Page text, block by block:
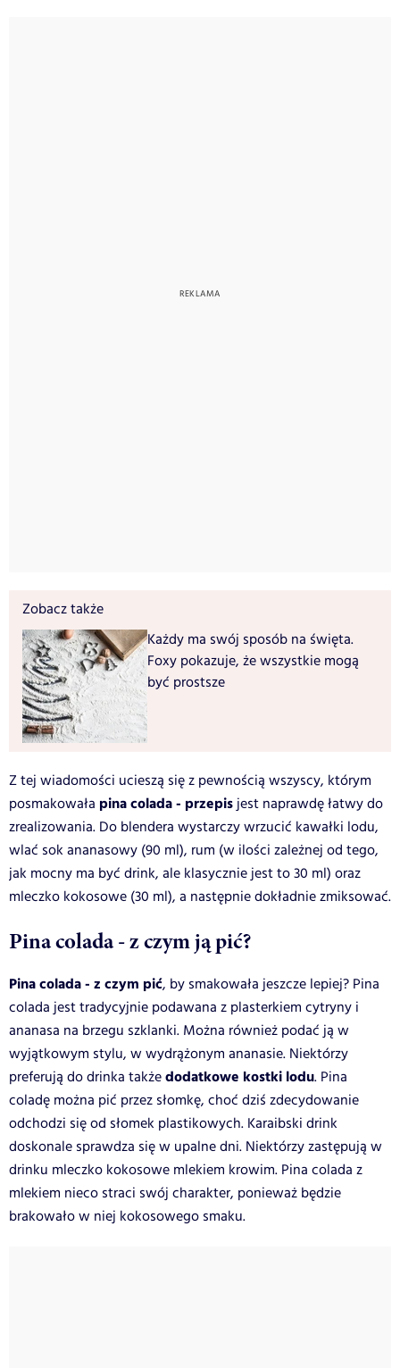
Zobacz także
Każdy ma swój sposób na święta.
Foxy pokazuje, że wszystkie mogą
być prostsze
Z tej wiadomości ucieszą się z pewnością wszyscy, którym
posmakowała pina colada - przepisjest naprawdę łatwy do
zrealizowania. Do blendera wystarczy wrzucić kawałki lodu,
wlać sok ananasowy (90 ml), rum (w ilości zależnej od tego,
jak mocny ma być drink, ale klasycznie jest to 30 ml) oraz
mleczko kokosowe (30 ml), a następnie dokładnie zmiksować.
Pina colada - z czym ją pić?
Pina colada - z czym pić, by smakowała jeszcze lepiej? Pina
colada jest tradycyjnie podawana z plasterkiem cytryny i
ananasa na brzegu szklanki. Można również podać ją w
wyjątkowym stylu, w wydrążonym ananasie. Niektórzy
preferują do drinka takżedodatkowe kostki lodu. Pina
coladę można pić przez słomkę, choć dziś zdecydowanie
odchodzi się od słomek plastikowych. Karaibski drink
doskonale sprawdza się w upalne dni. Niektórzy zastępują w
drinku mleczko kokosowe mlekiem krowim. Pina colada z
mlekiem nieco straci swój charakter, ponieważ będzie
brakowało w niej kokosowego smaku.